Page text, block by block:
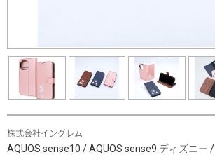
株式会社イングレム
AQUOS sense10 / AQUOS sense9 ディズニー